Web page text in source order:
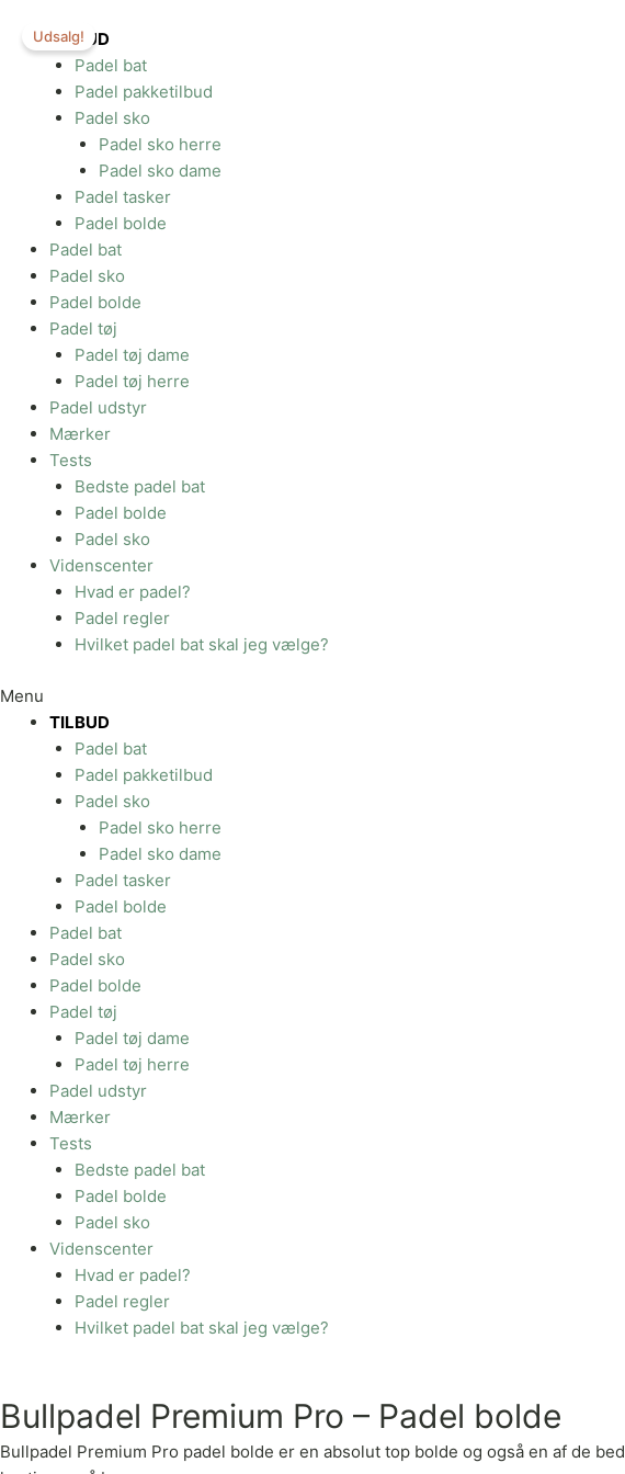
indholdet
TILBUD
Padel bat
Padel pakketilbud
Padel sko
Padel sko herre
Padel sko dame
Padel tasker
Padel bolde
Padel bat
Padel sko
Padel bolde
Padel tøj
Padel tøj dame
Padel tøj herre
Padel udstyr
Mærker
Tests
Bedste padel bat
Padel bolde
Padel sko
Videnscenter
Hvad er padel?
Padel regler
Hvilket padel bat skal jeg vælge?
Menu
TILBUD
Padel bat
Padel pakketilbud
Padel sko
Padel sko herre
Padel sko dame
Padel tasker
Padel bolde
Padel bat
Padel sko
Padel bolde
Padel tøj
Padel tøj dame
Padel tøj herre
Padel udstyr
Mærker
Tests
Bedste padel bat
Padel bolde
Padel sko
Videnscenter
Hvad er padel?
Padel regler
Hvilket padel bat skal jeg vælge?
Udsalg!
Bullpadel Premium Pro – Padel bolde
Bullpadel Premium Pro padel bolde er en absolut top bolde og også en af de